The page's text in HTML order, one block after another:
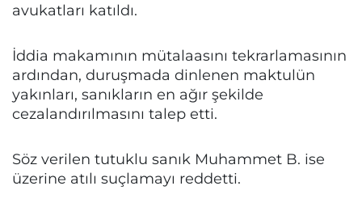
avukatları katıldı.
İddia makamının mütalaasını tekrarlamasının
ardından, duruşmada dinlenen maktulün
yakınları, sanıkların en ağır şekilde
cezalandırılmasını talep etti.
Söz verilen tutuklu sanık Muhammet B. ise
üzerine atılı suçlamayı reddetti.